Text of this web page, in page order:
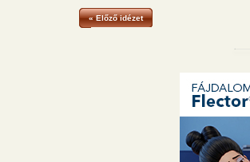
« Előző idézet